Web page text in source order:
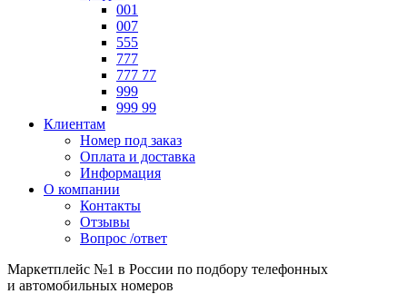
001
007
555
777
777 77
999
999 99
Клиентам
Номер под заказ
Оплата и доставка
Информация
О компании
Контакты
Отзывы
Вопрос /ответ
Маркетплейс №1 в России по подбору телефонных
и автомобильных номеров